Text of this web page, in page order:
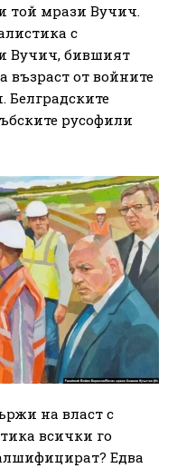
той мрази Вучич.
с
Вучич, бившият
възраст от войните
Белградските
русофили
на власт с
всички го
Едва